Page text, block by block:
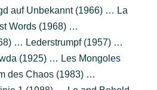
auf Unbekannt (1966) … La
Words (1968) …
… Lederstrumpf (1957) …
(1925) … Les Mongoles
des Chaos (1983) …